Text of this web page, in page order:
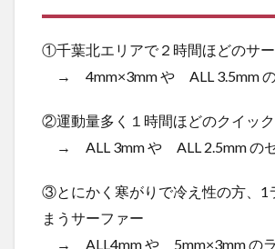
①千葉北エリアで２時間ほどのサ
→ 4mm×3mm や ALL 3.5mm の
②運動量多く１時間ほどのクイッ
→ ALL 3mm や ALL 2.5mm のセ
③とにかく寒がりで冷え性の方、1
まうサーファー
→ ALL4mm や 5mm×3mm のラ